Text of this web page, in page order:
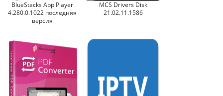
BlueStacks App Player
4.280.0.1022 последняя
версия
MCS Drivers Disk
21.02.11.1586